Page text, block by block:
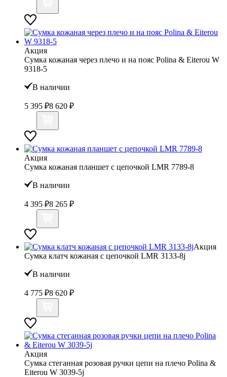
Акция
Сумка кожаная через плечо и на пояс Polina & Eiterou W
9318-5
В наличии
5 395 ₽8 620 ₽
Акция
Сумка кожаная планшет с цепочкой LMR 7789-8
В наличии
4 395 ₽8 265 ₽
Акция
Сумка клатч кожаная с цепочкой LMR 3133-8j
В наличии
4 775 ₽8 620 ₽
Акция
Сумка стеганная розовая ручки цепи на плечо Polina &
Eiterou W 3039-5j